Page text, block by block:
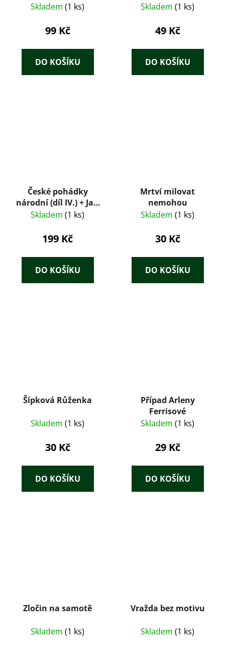
Skladem (1 ks)
99 Kč
DO KOŠÍKU
Skladem (1 ks)
49 Kč
DO KOŠÍKU
České pohádky
národní (díl IV.) + Jan
Kollár: Slávy dcera
1925)
Skladem (1 ks)
199 Kč
DO KOŠÍKU
Mrtví milovat
nemohou
Skladem (1 ks)
30 Kč
DO KOŠÍKU
Šípková Růženka
Skladem (1 ks)
30 Kč
DO KOŠÍKU
Případ Arleny
Ferrisové
Skladem (1 ks)
29 Kč
DO KOŠÍKU
Zločin na samotě
Skladem (1 ks)
Vražda bez motivu
Skladem (1 ks)